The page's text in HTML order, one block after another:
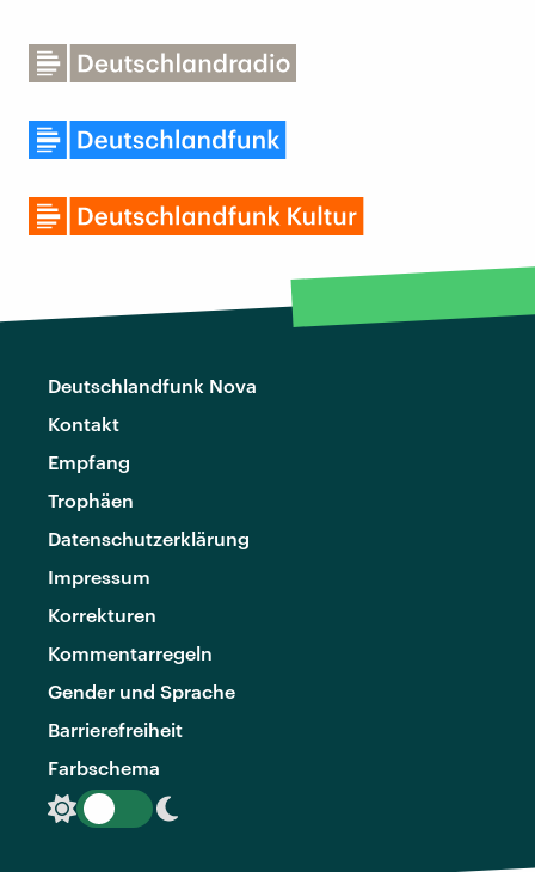
Deutschlandfunk Nova
Kontakt
Empfang
Trophäen
Datenschutzerklärung
Impressum
Korrekturen
Kommentarregeln
Gender und Sprache
Barrierefreiheit
Farbschema